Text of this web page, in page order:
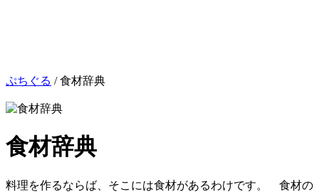
ぷちぐる /食材辞典
食材辞典
料理を作るならば、そこには食材があるわけです。 食材の